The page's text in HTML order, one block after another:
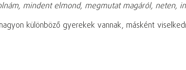
mindent elmond, megmutat magáról, neten,
különböző gyerekek vannak, másként